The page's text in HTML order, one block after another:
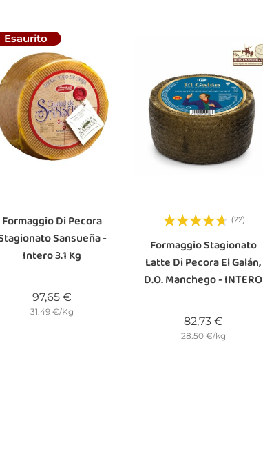
Esaurito
Formaggio Di Pecora
Sansueña -
Intero 3.1 Kg
97,65 €
31.49 €/Kg
(22)
Formaggio Stagionato
Latte Di Pecora El Galán,
D.O. Manchego - INTERO
82,73 €Prezzo
28.50 €/kg